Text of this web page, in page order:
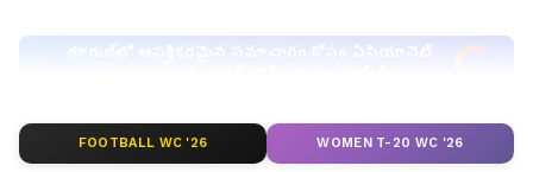
గూగుల్‌లో ఆసక్తికరమైన సమాచారం కోసం ఏసియానెట్
FOOTBALL WC '26 WOMEN T-20 WC '26